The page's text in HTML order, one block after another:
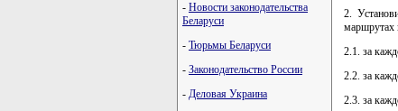
- Новости законодательства
Беларуси
- Тюрьмы Беларуси
- Законодательство России
- Деловая Украина
2.
маршрутах
2.1. за
2.2. за
2.3. за